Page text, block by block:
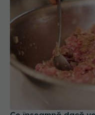
Ce înseamnă dacă